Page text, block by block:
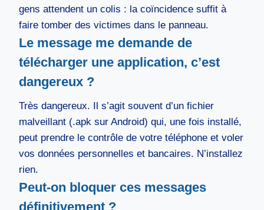
gens attendent un colis : la coïncidence suffit à
faire tomber des victimes dans le panneau.
Le message me demande de
télécharger une application, c’est
dangereux ?
Très dangereux. Il s’agit souvent d’un fichier
malveillant (.apk sur Android) qui, une fois installé,
peut prendre le contrôle de votre téléphone et voler
vos données personnelles et bancaires. N’installez
rien.
Peut-on bloquer ces messages
définitivement ?